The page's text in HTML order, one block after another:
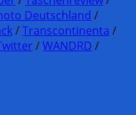
Deutschland /
/Transcontinenta /
/WANDRD /